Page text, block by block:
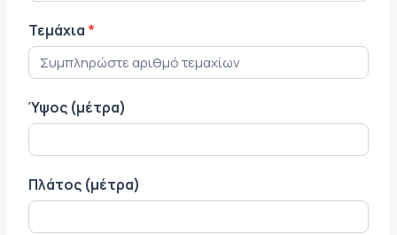
Τεμάχια *
Ύψος (μέτρα)
Πλάτος (μέτρα)